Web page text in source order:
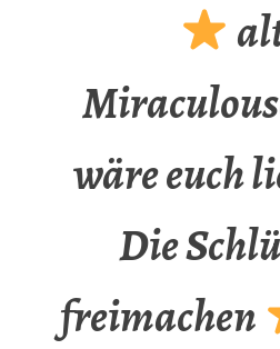
wäre euch
Die
freimachen